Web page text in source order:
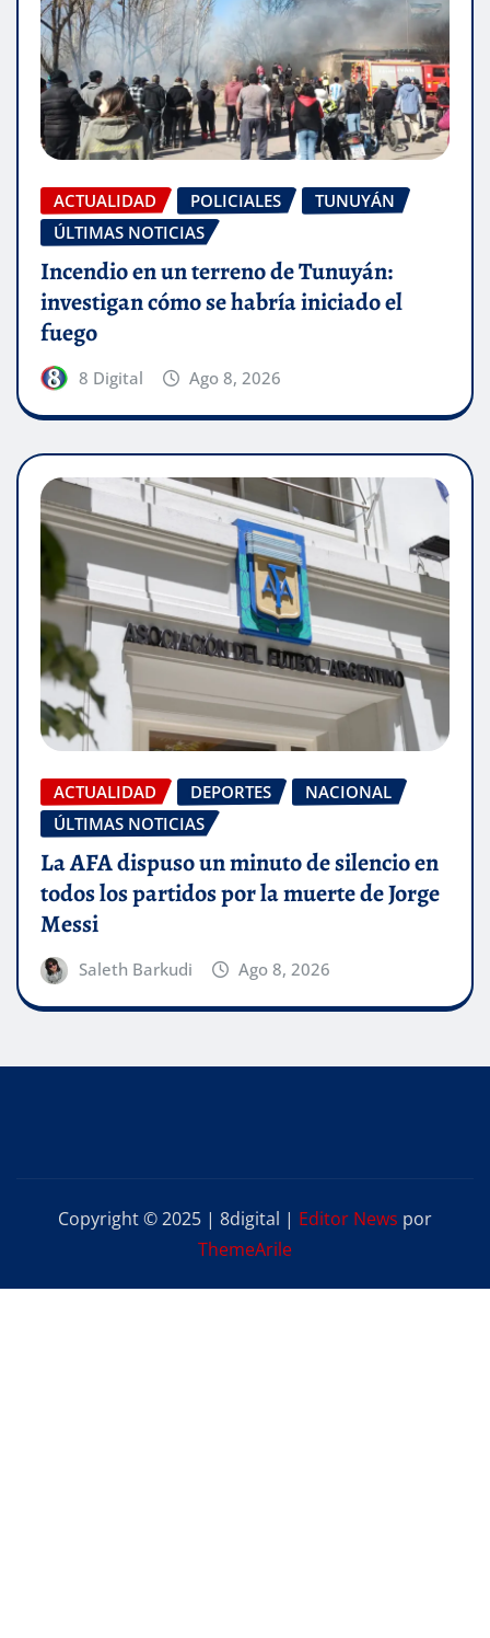
ACTUALIDAD POLICIALES
TUNUYÁN
ÚLTIMAS NOTICIAS
Incendio en un terreno de Tunuyán:
investigan cómo se habría iniciado el
fuego
8 Digital Ago 8, 2026
ACTUALIDAD DEPORTES
NACIONAL
ÚLTIMAS NOTICIAS
La AFA dispuso un minuto de silencio en
todos los partidos por la muerte de Jorge
Messi
Saleth Barkudi Ago 8, 2026
Copyright © 2025 | 8digital | Editor News por
ThemeArile